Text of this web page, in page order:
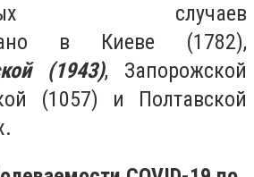
случаев
в Киеве (1782),
(1943), Запорожской
(1057) и Полтавской